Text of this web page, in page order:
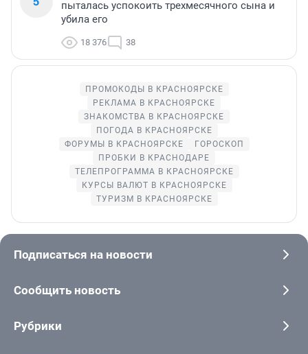
пыталась успокоить трехмесячного сына и
убила его
18 376 38
ПРОМОКОДЫ В КРАСНОЯРСКЕ
РЕКЛАМА В КРАСНОЯРСКЕ
ЗНАКОМСТВА В КРАСНОЯРСКЕ
ПОГОДА В КРАСНОЯРСКЕ
ФОРУМЫ В КРАСНОЯРСКЕ
ГОРОСКОП
ПРОБКИ В КРАСНОДАРЕ
ТЕЛЕПРОГРАММА В КРАСНОЯРСКЕ
КУРСЫ ВАЛЮТ В КРАСНОЯРСКЕ
ТУРИЗМ В КРАСНОЯРСКЕ
Подписаться на новости
Сообщить новость
Рубрики